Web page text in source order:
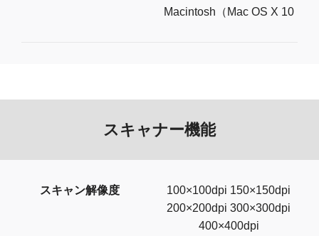
Macintosh（Mac OS X 10
スキャナー機能
スキャン解像度
100×100dpi 150×150dpi
200×200dpi 300×300dpi
400×400dpi